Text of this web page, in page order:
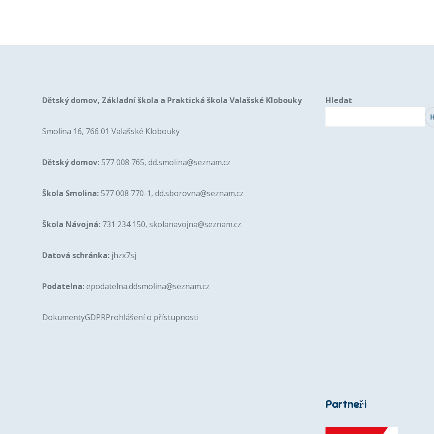
Dětský domov, Základní škola a Praktická škola Valašské Klobouky
Smolina 16, 766 01 Valašské Klobouky
Dětský domov:577 008 765, dd.smolina@seznam.cz
Škola Smolina:577 008 770-1, dd.sborovna@seznam.cz
Škola Návojná: 731 234 150, skolanavojna@seznam.cz
Datová schránka: jhzx7sj
Podatelna:epodatelna.ddsmolina@seznam.cz
DokumentyGDPRProhlášení o přístupnosti
Hledat
Partneři